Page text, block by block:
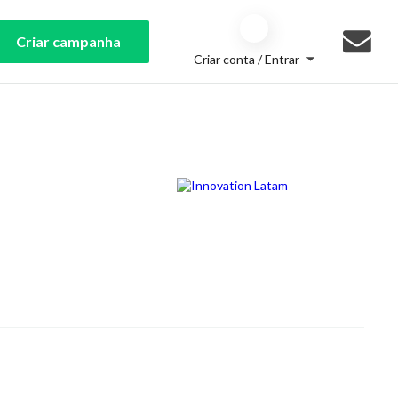
Criar campanha
Criar conta / Entrar